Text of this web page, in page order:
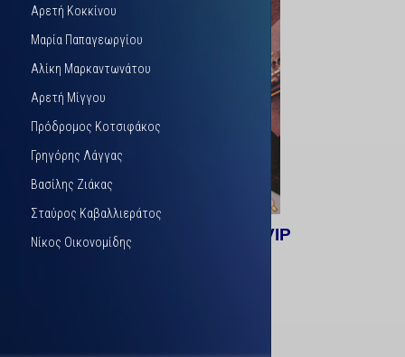
Μιμή Μουρατίδου VIP
Αρετή Κοκκίνου
Μαρία Παπαγεωργίου
Αλίκη Μαρκαντωνάτου
Αρετή Μίγγου
Πρόδρομος Κοτσιφάκος
Γρηγόρης Λάγγας
Βασίλης Ζιάκας
Σταύρος Καβαλλιεράτος
Νίκος Οικονομίδης